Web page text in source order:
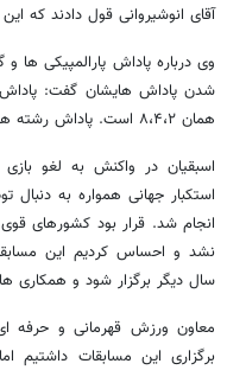
آقای انوشیروانی قول دادند که
وی درباره پاداش پارالمپیکی ها
شدن پاداش هایشان گفت: پاداش
همان ۸،۴،۲ است. پاداش رشته های تیمی نیز طبق سنوات قبل است.
اسبقیان در واکنش به لغو
استکبار جهانی همواره به
انجام شد. قرار بود کشورهای
نشد و احساس کردیم این
سال دیگر برگزار شود و همکاری
معاون ورزش قهرمانی و حرفه
برگزاری این مسابقات داشتیم